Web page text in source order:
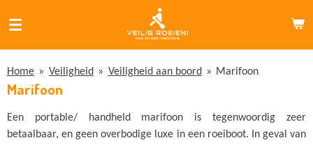
direct
naar
de
hoofdinhoud
Home » Veiligheid » Veiligheid aan boord » Marifoon
Marifoon
Een portable/ handheld marifoon is tegenwoordig zeer
betaalbaar, en geen overbodige luxe in een roeiboot. In geval van